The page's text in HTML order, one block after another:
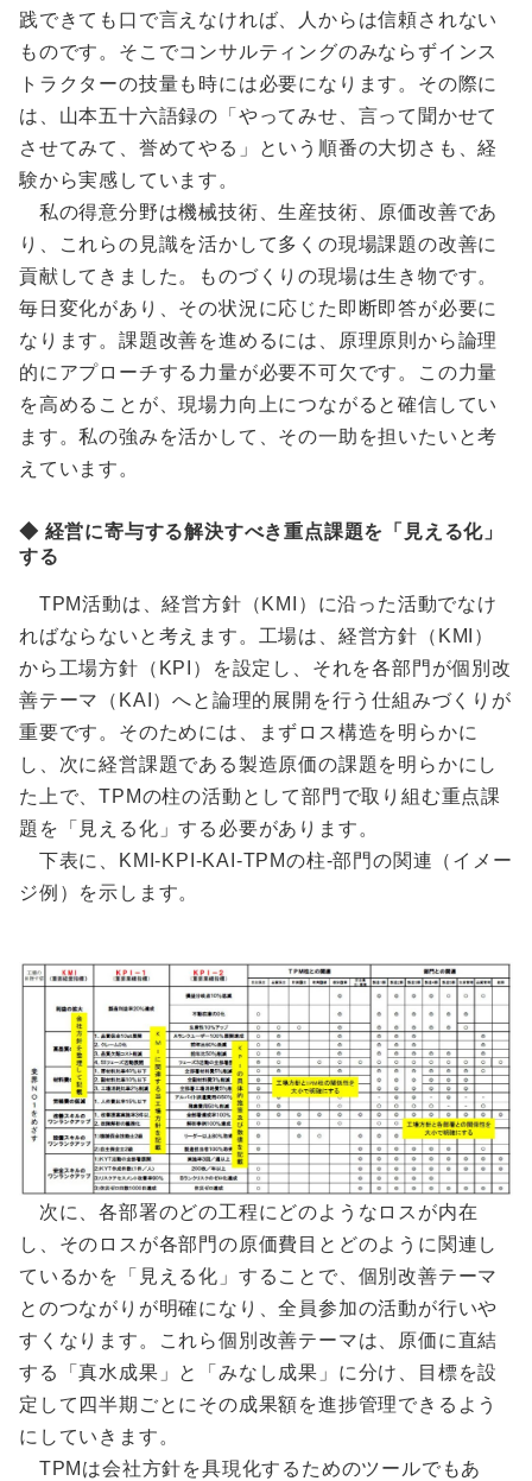
践できても口で言えなければ、人からは信頼されない
ものです。そこでコンサルティングのみならずインス
トラクターの技量も時には必要になります。その際に
は、山本五十六語録の「やってみせ、言って聞かせて
させてみて、誉めてやる」という順番の大切さも、経
験から実感しています。
私の得意分野は機械技術、生産技術、原価改善であ
り、これらの見識を活かして多くの現場課題の改善に
貢献してきました。ものづくりの現場は生き物です。
毎日変化があり、その状況に応じた即断即答が必要に
なります。課題改善を進めるには、原理原則から論理
的にアプローチする力量が必要不可欠です。この力量
を高めることが、現場力向上につながると確信してい
ます。私の強みを活かして、その一助を担いたいと考
えています。
◆ 経営に寄与する解決すべき重点課題を「見える化」
する
TPM活動は、経営方針（KMI）に沿った活動でなけ
ればならないと考えます。工場は、経営方針（KMI）
から工場方針（KPI）を設定し、それを各部門が個別改
善テーマ（KAI）へと論理的展開を行う仕組みづくりが
重要です。そのためには、まずロス構造を明らかに
し、次に経営課題である製造原価の課題を明らかにし
た上で、TPMの柱の活動として部門で取り組む重点課
題を「見える化」する必要があります。
下表に、KMI-KPI-KAI-TPMの柱-部門の関連（イメー
ジ例）を示します。
次に、各部署のどの工程にどのようなロスが内在
し、そのロスが各部門の原価費目とどのように関連し
ているかを「見える化」することで、個別改善テーマ
とのつながりが明確になり、全員参加の活動が行いや
すくなります。これら個別改善テーマは、原価に直結
する「真水成果」と「みなし成果」に分け、目標を設
定して四半期ごとにその成果額を進捗管理できるよう
にしていきます。
TPMは会社方針を具現化するためのツールでもあ